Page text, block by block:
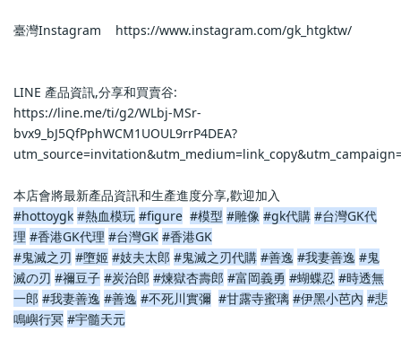
臺灣Instagram    https://www.instagram.com/gk_htgktw/
LINE 產品資訊,分享和買賣谷:
https://line.me/ti/g2/WLbj-MSr-
bvx9_bJ5QfPphWCM1UOUL9rrP4DEA?
本店會將最新產品資訊和生產進度分享,歡迎加入
#hottoygk #熱血模玩 #figure #模型 #雕像 #gk代購 #台灣GK代
理 #香港GK代理 #台灣GK #香港GK
#鬼滅之刃 #墮姬 #妓夫太郎 #鬼滅之刃代購 #善逸 #我妻善逸 #鬼
滅の刃 #禰豆子 #炭治郎 #煉獄杏壽郎 #富岡義勇 #蝴蝶忍 #時透無
一郎 #我妻善逸 #善逸 #不死川實彌 #甘露寺蜜璃 #伊黑小芭內 #悲
鳴嶼行冥 #宇髓天元